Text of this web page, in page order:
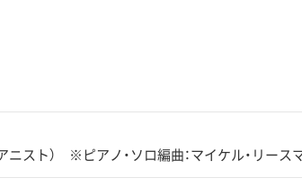
ニスト） ※ピアノ・ソロ編曲：マイケル・リース